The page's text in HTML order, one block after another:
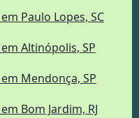
Paulo Lopes, SC
Altinópolis, SP
Mendonça, SP
Bom Jardim, RJ